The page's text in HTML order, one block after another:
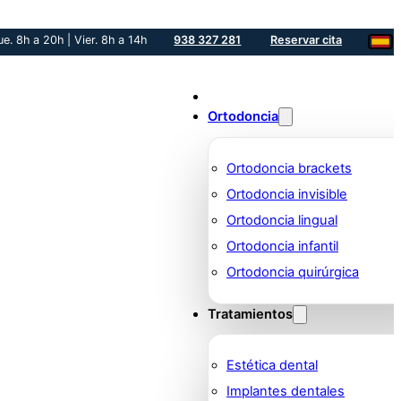
8h a 20h | Vier. 8h a 14h 938 327 281 Reservar cita
Ortodoncia
Ortodoncia brackets
Ortodoncia invisible
Ortodoncia lingual
Ortodoncia infantil
Ortodoncia quirúrgica
Tratamientos
Estética dental
Implantes dentales